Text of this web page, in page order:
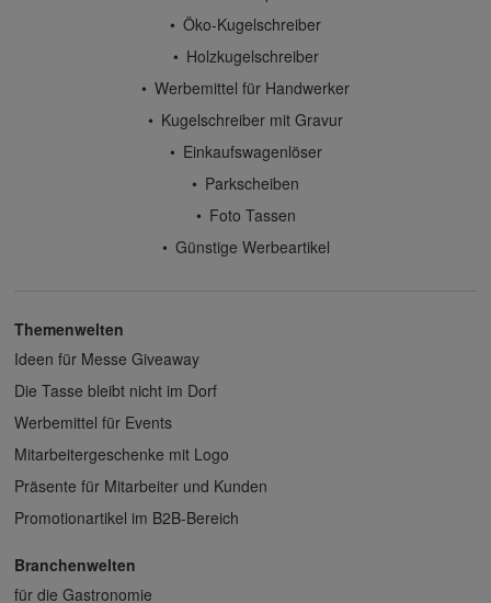
Öko-Kugelschreiber
Holzkugelschreiber
Werbemittel für Handwerker
Kugelschreiber mit Gravur
Einkaufswagenlöser
Parkscheiben
Foto Tassen
Günstige Werbeartikel
Themenwelten
Ideen für Messe Giveaway
Die Tasse bleibt nicht im Dorf
Werbemittel für Events
Mitarbeitergeschenke mit Logo
Präsente für Mitarbeiter und Kunden
Promotionartikel im B2B-Bereich
Branchenwelten
für die Gastronomie